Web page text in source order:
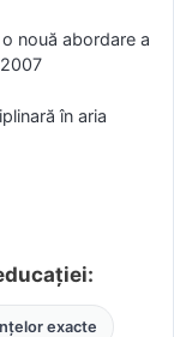
nouă abordare a
în aria
exacte